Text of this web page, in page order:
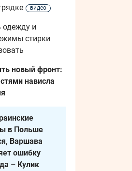
видео
одежду и
стирки
новый фронт:
нависла
в Польше
Варшава
ошибку
– Кулик